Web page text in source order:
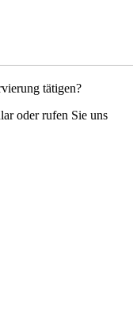
tätigen?
oder rufen Sie uns